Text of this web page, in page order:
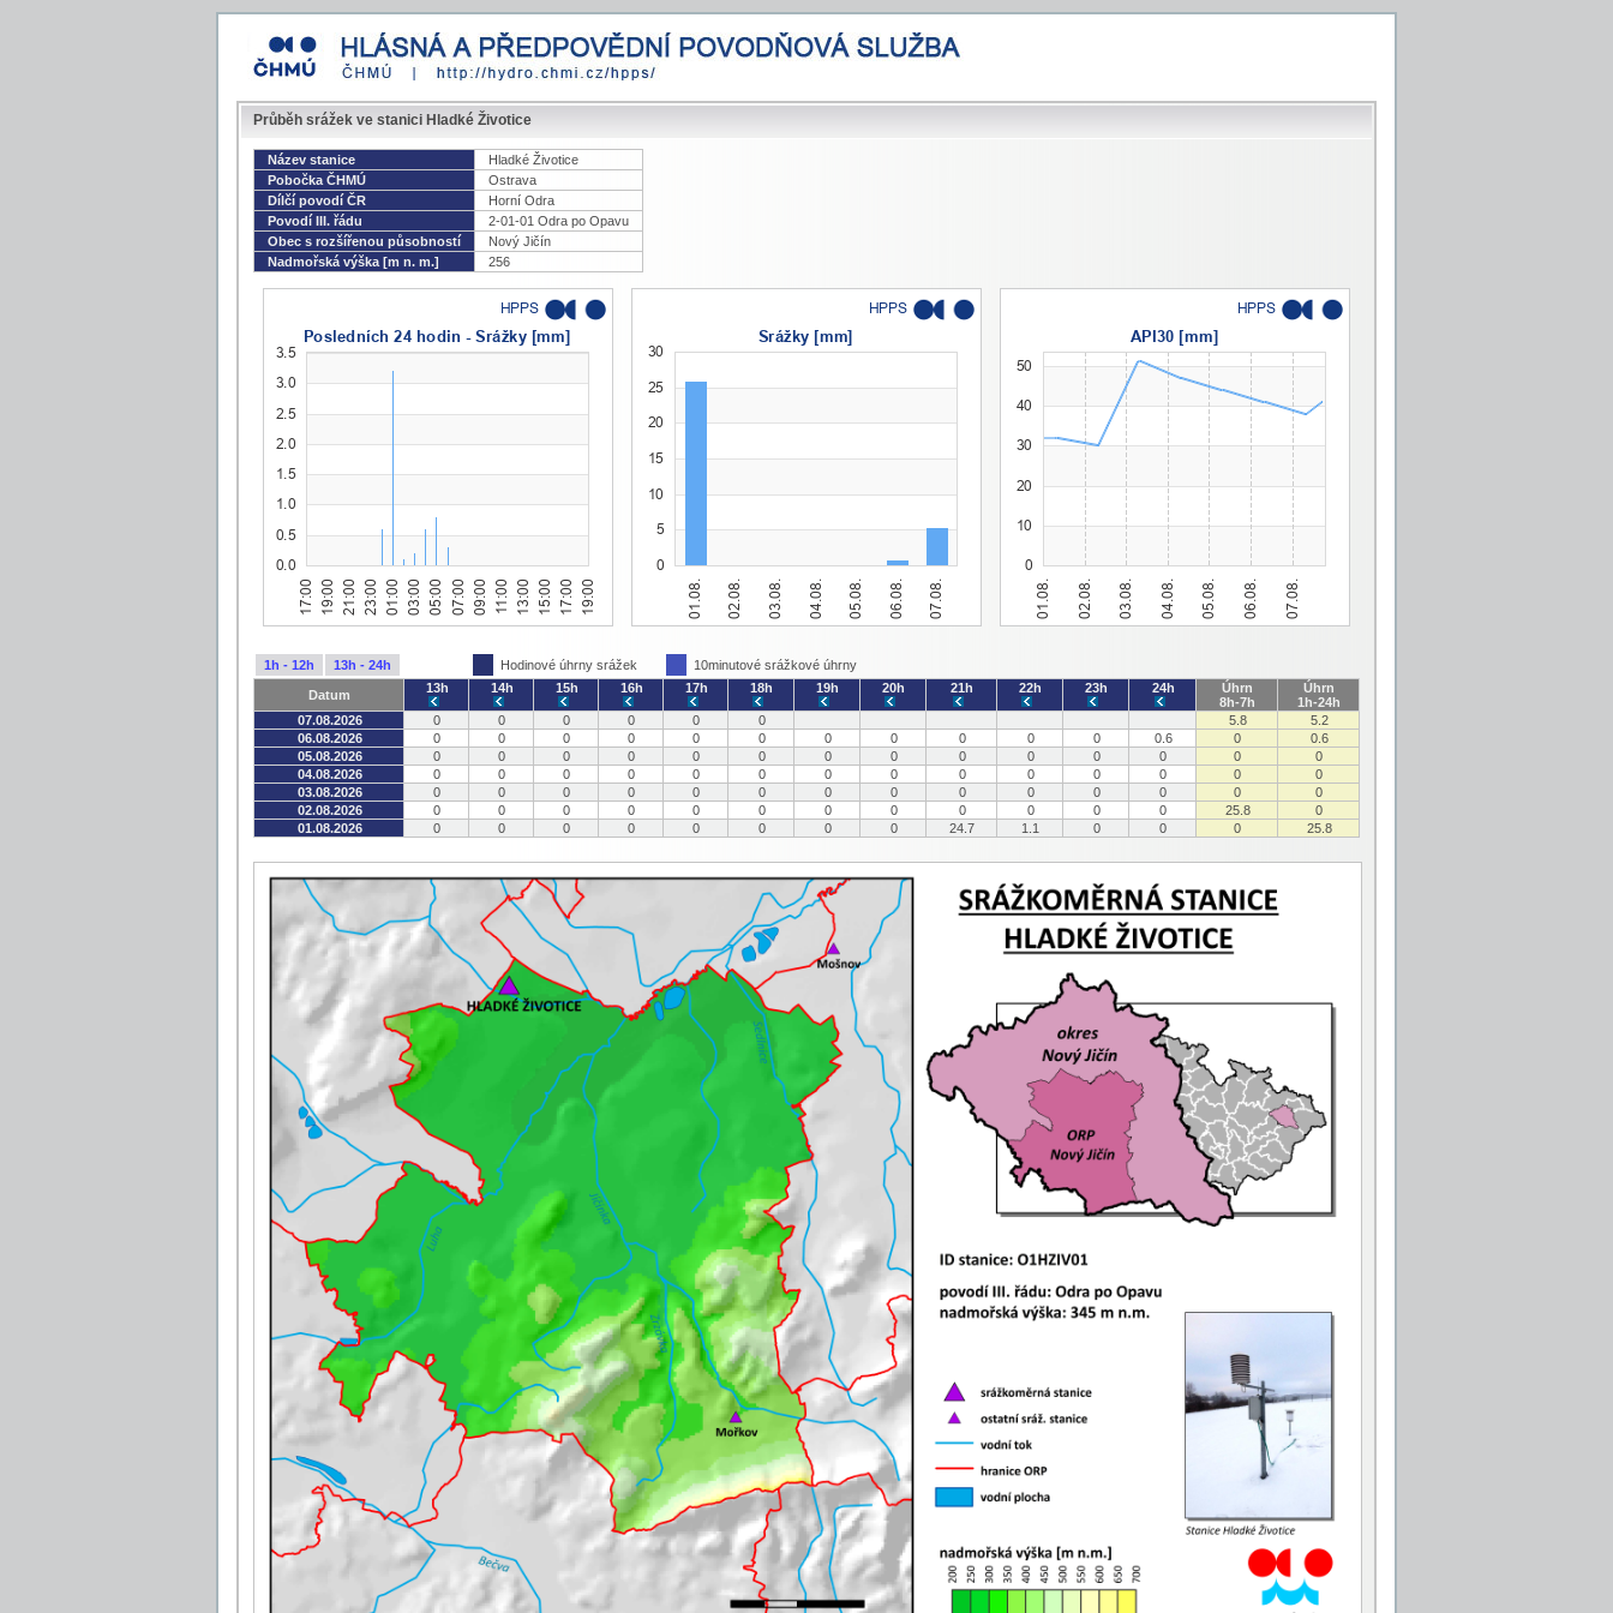
Průběh srážek ve stanici Hladké Životice
Název stanice
Hladké Životice
Pobočka ČHMÚ
Ostrava
Dílčí povodí ČR
Horní Odra
Povodí III. řádu
2-01-01 Odra po Opavu
Obec s rozšířenou působností
Nový Jičín
Nadmořská výška [m n. m.]
256
1h - 12h 13h - 24h Hodinové úhrny srážek 10minutové srážkové úhrny
Datum 13h 14h 15h 16h 17h 18h 19h 20h 21h 22h 23h 24h
Úhrn
8h-7h
Úhrn
1h-24h
07.08.2026
0 0 0 0 0 0 5.8
5.2
06.08.2026
0 0 0 0 0 0 0 0 0 0 0 0.6 0
0.6
05.08.2026
0 0 0 0 0 0 0 0 0 0 0 0 0
0
04.08.2026
0 0 0 0 0 0 0 0 0 0 0 0 0
0
03.08.2026
0 0 0 0 0 0 0 0 0 0 0 0 0
0
02.08.2026
0 0 0 0 0 0 0 0 0 0 0 0 25.8
0
01.08.2026
0 0 0 0 0 0 0 0 24.7 1.1 0 0 0 25.8